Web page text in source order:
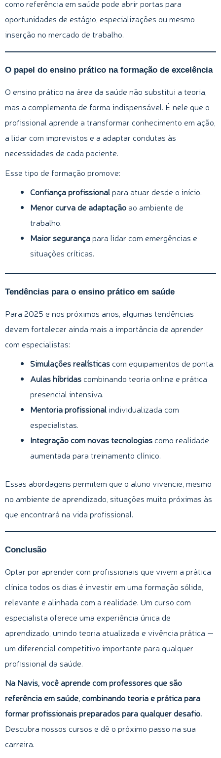
como referência em saúde pode abrir portas para
oportunidades de estágio, especializações ou mesmo
inserção no mercado de trabalho.
O papel do ensino prático na formação de excelência
O ensino prático na área da saúde não substitui a teoria,
mas a complementa de forma indispensável. É nele que o
profissional aprende a transformar conhecimento em ação,
a lidar com imprevistos e a adaptar condutas às
necessidades de cada paciente.
Esse tipo de formação promove:
Confiança profissionalpara atuar desde o início.
Menor curva de adaptação ao ambiente de
trabalho.
Maior segurançapara lidar com emergências e
situações críticas.
Tendências para o ensino prático em saúde
Para 2025 e nos próximos anos, algumas tendências
devem fortalecer ainda mais a importância de aprender
com especialistas:
Simulações realísticas com equipamentos de ponta.
Aulas híbridas combinando teoria online e prática
presencial intensiva.
Mentoria profissional individualizada com
especialistas.
Integração com novas tecnologias como realidade
aumentada para treinamento clínico.
Essas abordagens permitem que o aluno vivencie, mesmo
no ambiente de aprendizado, situações muito próximas às
que encontrará na vida profissional.
Conclusão
Optar por aprender com profissionais que vivem a prática
clínica todos os dias é investir em uma formação sólida,
relevante e alinhada com a realidade. Um curso com
especialista oferece uma experiência única de
aprendizado, unindo teoria atualizada e vivência prática —
um diferencial competitivo importante para qualquer
profissional da saúde.
Na Navis, você aprende com professores que são
referência em saúde, combinando teoria e prática para
formar profissionais preparados para qualquer desafio.
Descubra nossos cursos e dê o próximo passo na sua
carreira.